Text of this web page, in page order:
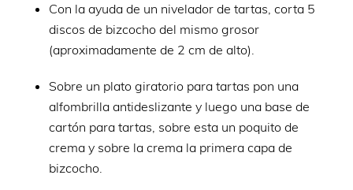
Con la ayuda de un nivelador de tartas, corta 5
discos de bizcocho del mismo grosor
(aproximadamente de 2 cm de alto).
Sobre un plato giratorio para tartas pon una
alfombrilla antideslizante y luego una base de
cartón para tartas, sobre esta un poquito de
crema y sobre la crema la primera capa de
bizcocho.